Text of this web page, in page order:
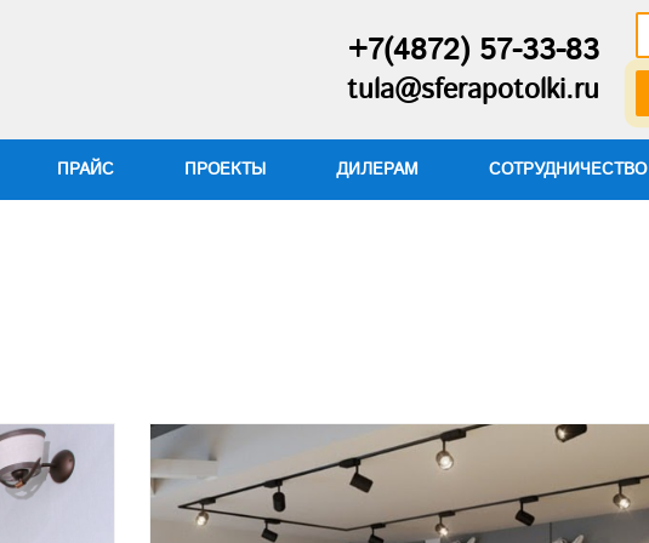
+7(4872) 57-33-83
tula@sferapotolki.ru
ПРАЙС ПРОЕКТЫ ДИЛЕРАМ СОТРУДНИЧЕСТВО